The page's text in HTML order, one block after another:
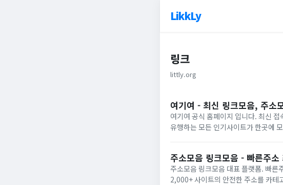
LikkLy
링크
littly.org
여기여 - 최신 링크모음, 주소
여기여 공식 홈페이지 입니다. 최신
유행하는 모든 인기사이트가 한곳에
주소모음 링크모음 - 빠른주
주소모음 링크모음 대표 플랫폼. 빠른
2,000+ 사이트의 안전한 주소를 카테